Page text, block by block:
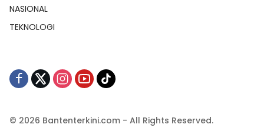
NASIONAL
TEKNOLOGI
© 2026 Bantenterkini.com - All Rights Reserved.